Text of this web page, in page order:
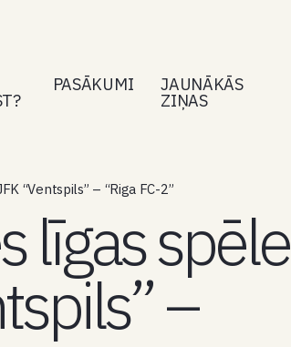
PASĀKUMI JAUNĀKĀS
ZIŅAS
“Ventspils” – “Riga FC-2”
līgas spēle
–